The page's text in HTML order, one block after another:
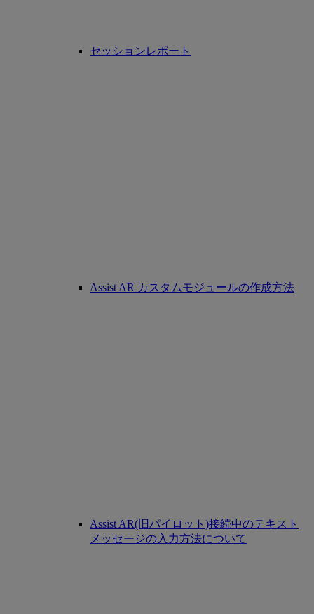
セッションレポート
Assist AR カスタムモジュールの作成方法
Assist AR(旧パイロット)接続中のテキスト
メッセージの入力方法について